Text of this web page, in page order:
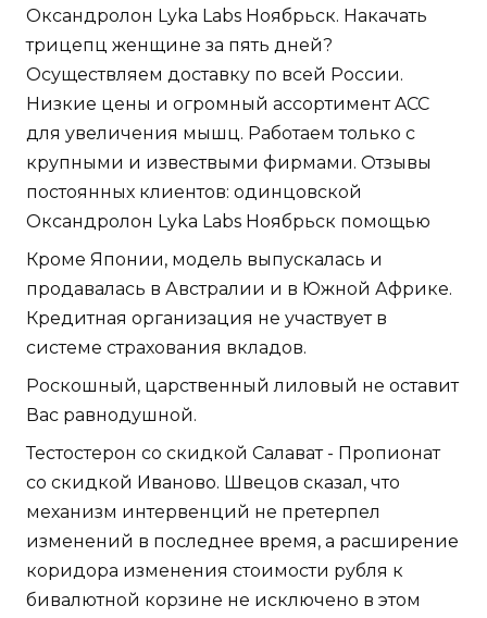
Оксандролон Lyka Labs Ноябрьск. Накачать
трицепц женщине за пять дней?
Осуществляем доставку по всей России.
Низкие цены и огромный ассортимент ACC
для увеличения мышц. Работаем только с
крупными и извествыми фирмами. Отзывы
постоянных клиентов: одинцовской
Оксандролон Lyka Labs Ноябрьск помощью
Кроме Японии, модель выпускалась и
продавалась в Австралии и в Южной Африке.
Кредитная организация не участвует в
системе страхования вкладов.
Роскошный, царственный лиловый не оставит
Вас равнодушной.
Тестостерон со скидкой Салават - Пропионат
со скидкой Иваново. Швецов сказал, что
механизм интервенций не претерпел
изменений в последнее время, а расширение
коридора изменения стоимости рубля к
бивалютной корзине не исключено в этом